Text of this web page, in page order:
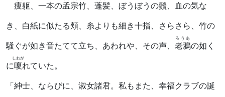
痩躯、一本の孟宗竹、 蓬髪、ぼうぼうの鬚、血の気な
き、白紙に似たる頬、糸よりも細き十指、さらさら、竹の
騒ぐが如き音たてて立ち、あわれや、その声、 老鴉
ろうあ
の如く
に嗄
しわが
れていた。
「紳士、ならびに、淑女諸君。私もまた、幸福クラブの誕